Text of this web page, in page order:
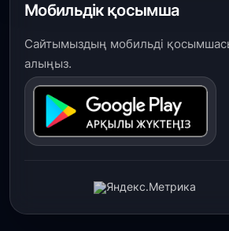
Қордай ауданында 400-ге жуық
29 шілде, 2026
Түркістан облысында 25
салынып жатыр
28 шілде, 2026
елші Әлібек Бақаевты қабылдады
Мобильдік қосымша
Сайтымыздың мобильді
алыңыз.